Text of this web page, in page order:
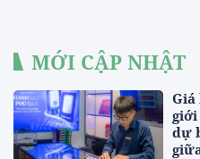
MỚI CẬP NHẬT
Giá
dự